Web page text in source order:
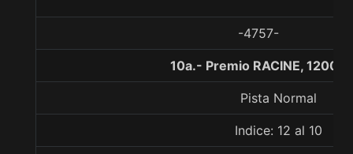
-4757-
10a.- Premio RACINE, 1200
Pista Normal
Indice: 12 al 10